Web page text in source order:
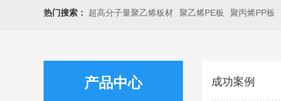
热门搜索： 超高分子量聚乙烯板材 聚乙烯PE板 聚丙烯PP板
产品中心 成功案例